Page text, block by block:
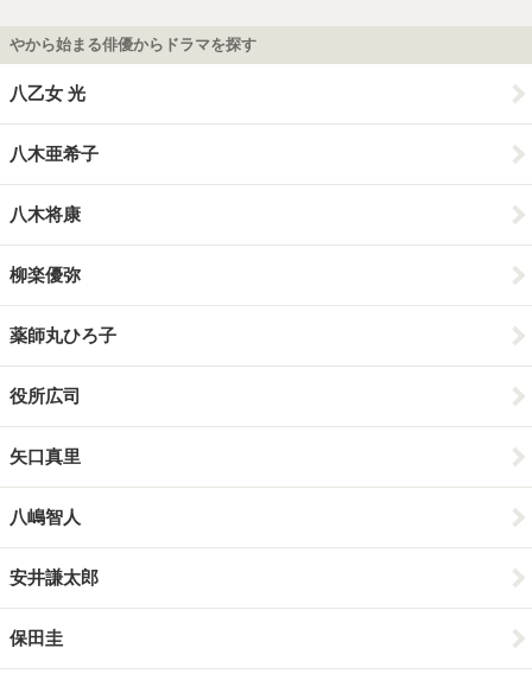
やから始まる俳優からドラマを探す
八乙女 光
八木亜希子
八木将康
柳楽優弥
薬師丸ひろ子
役所広司
矢口真里
八嶋智人
安井謙太郎
保田圭